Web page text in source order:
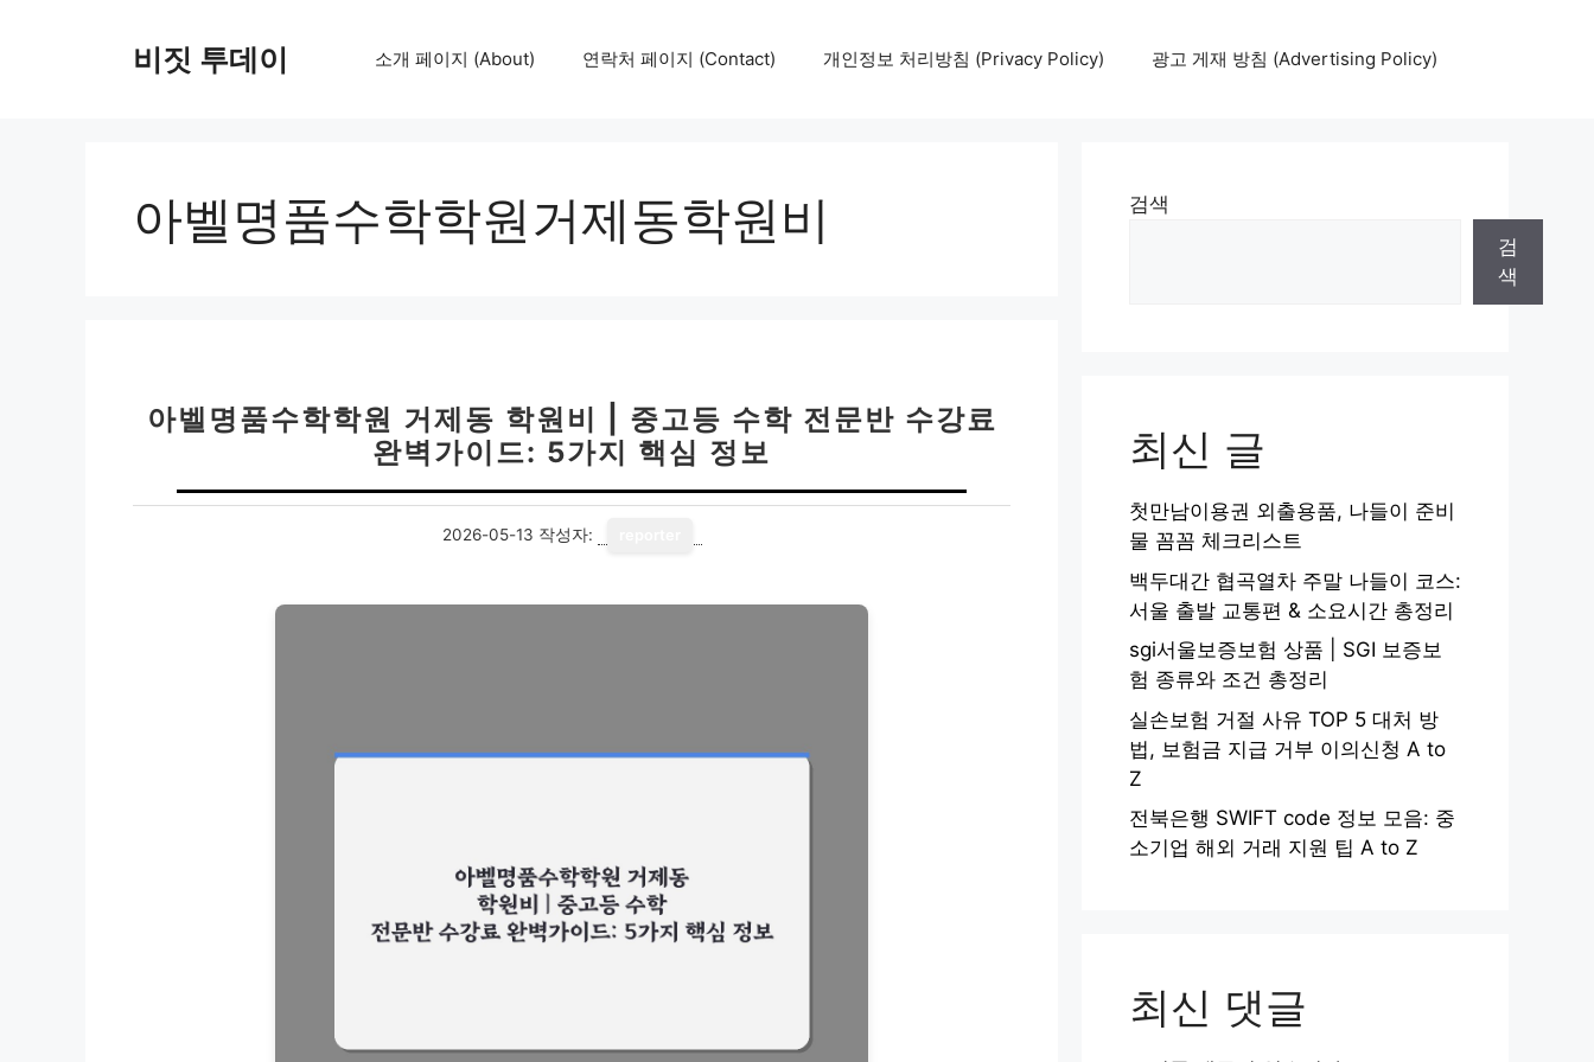
비짓 투데이 소개 페이지 (About) 연락처 페이지 (Contact) 개인정보 처리방침 (Privacy Policy) 광고 게재 방침 (Advertising Policy)
아벨명품수학학원거제동학원비
아벨명품수학학원 거제동 학원비 | 중고등 수학 전문반 수강료
완벽가이드: 5가지 핵심 정보
2026-05-13 작성자:
검색
검
색
최신 글
첫만남이용권 외출용품, 나들이 준비
물 꼼꼼 체크리스트
백두대간 협곡열차 주말 나들이 코스:
서울 출발 교통편 & 소요시간 총정리
sgi서울보증보험 상품 | SGI 보증보
험 종류와 조건 총정리
실손보험 거절 사유 TOP 5 대처 방
법, 보험금 지급 거부 이의신청 A to
Z
전북은행 SWIFT code 정보 모음: 중
소기업 해외 거래 지원 팁 A to Z
최신 댓글